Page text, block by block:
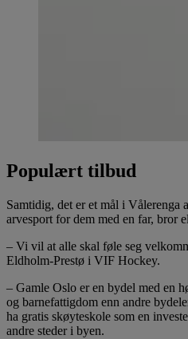
Populært tilbud
Samtidig, det er et mål i Vålerenga
arvesport for dem med en far, bror
– Vi vil at alle skal føle seg
Eldholm-Prestø i VIF Hockey.
– Gamle Oslo er en bydel med en
og barnefattigdom enn andre
ha gratis skøyteskole som en
andre steder i byen.